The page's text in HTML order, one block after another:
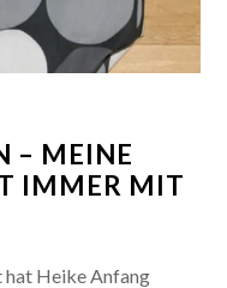
– MEINE
IMMER MIT
hat Heike Anfang